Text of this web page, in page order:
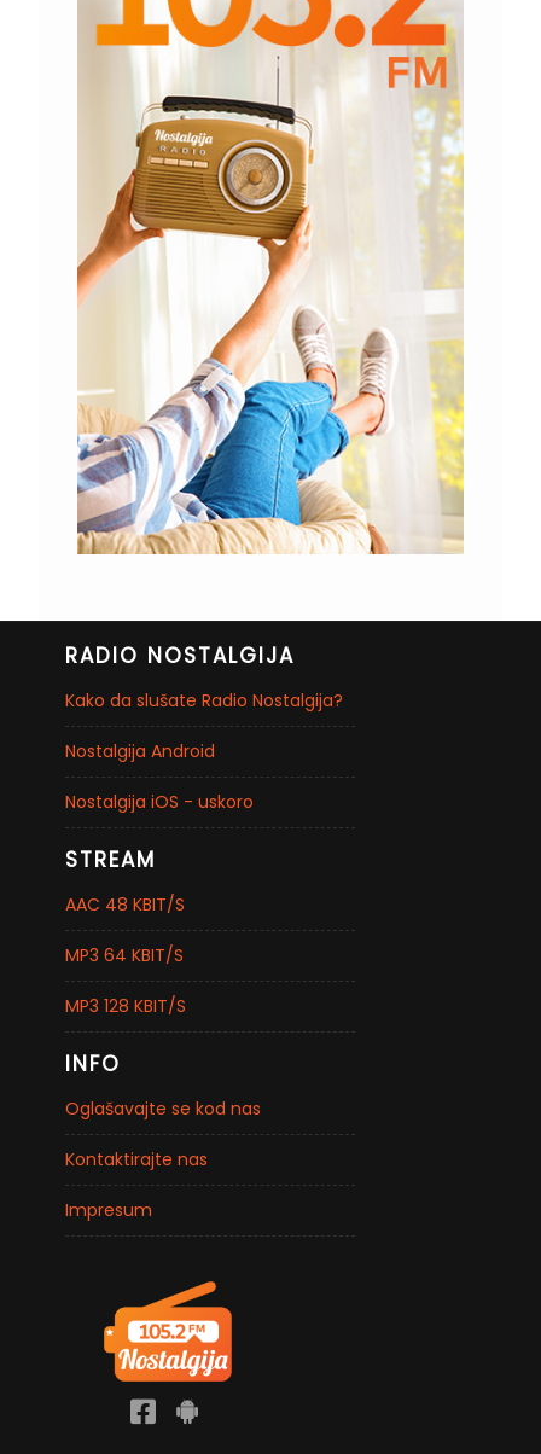
RADIO NOSTALGIJA
Kako da slušate Radio Nostalgija?
Nostalgija Android
Nostalgija iOS - uskoro
STREAM
AAC 48 KBIT/S
MP3 64 KBIT/S
MP3 128 KBIT/S
INFO
Oglašavajte se kod nas
Kontaktirajte nas
Impresum